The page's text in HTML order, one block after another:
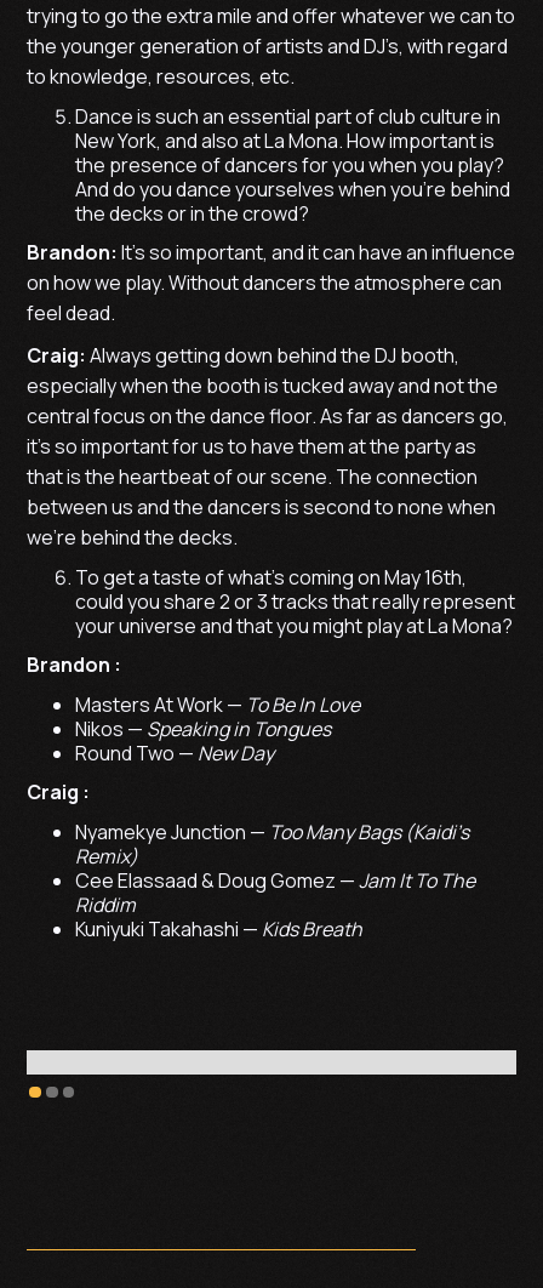
trying to go the extra mile and offer whatever we can to
the younger generation of artists and DJ’s, with regard
to knowledge, resources, etc.
Dance is such an essential part of club culture in
New York, and also at La Mona. How important is
the presence of dancers for you when you play?
And do you dance yourselves when you're behind
the decks or in the crowd?
Brandon: It's so important, and it can have an influence
on how we play. Without dancers the atmosphere can
feel dead.
Craig: Always getting down behind the DJ booth,
especially when the booth is tucked away and not the
central focus on the dance floor. As far as dancers go,
it’s so important for us to have them at the party as
that is the heartbeat of our scene. The connection
between us and the dancers is second to none when
we’re behind the decks.
To get a taste of what’s coming on May 16th,
could you share 2 or 3 tracks that really represent
your universe and that you might play at La Mona?
Brandon :
Masters At Work — To Be In Love
Nikos — Speaking in Tongues
Round Two — New Day
Craig :
Nyamekye Junction — Too Many Bags (Kaidi’s
Remix)
Cee Elassaad & Doug Gomez —Jam It To The
Riddim
Kuniyuki Takahashi — Kids Breath